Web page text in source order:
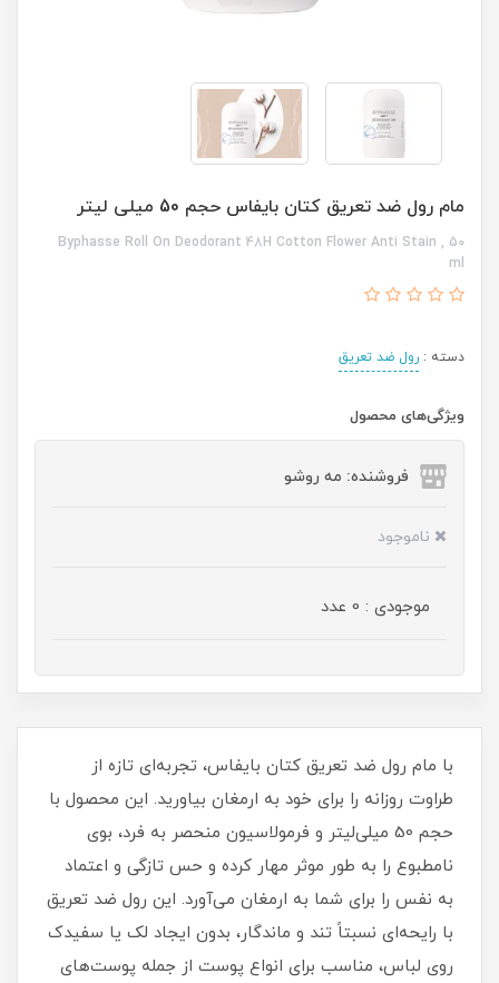
مام رول ضد تعریق کتان بایفاس حجم 50 میلی لیتر
Byphasse Roll On Deodorant 48H Cotton Flower Anti Stain , 50
ml
دسته : رول ضد تعریق
ویژگی‌های محصول
فروشنده: مه رو‌شو
ناموجود
موجودی : 0 عدد
با مام رول ضد تعریق کتان بایفاس، تجربه‌ای تازه از
طراوت روزانه را برای خود به ارمغان بیاورید. این محصول با
حجم 50 میلی‌لیتر و فرمولاسیون منحصر به فرد، بوی
نامطبوع را به طور موثر مهار کرده و حس تازگی و اعتماد
به نفس را برای شما به ارمغان می‌آورد. این رول ضد تعریق
با رایحه‌ای نسبتاً تند و ماندگار، بدون ایجاد لک یا سفیدک
روی لباس، مناسب برای انواع پوست از جمله پوست‌های